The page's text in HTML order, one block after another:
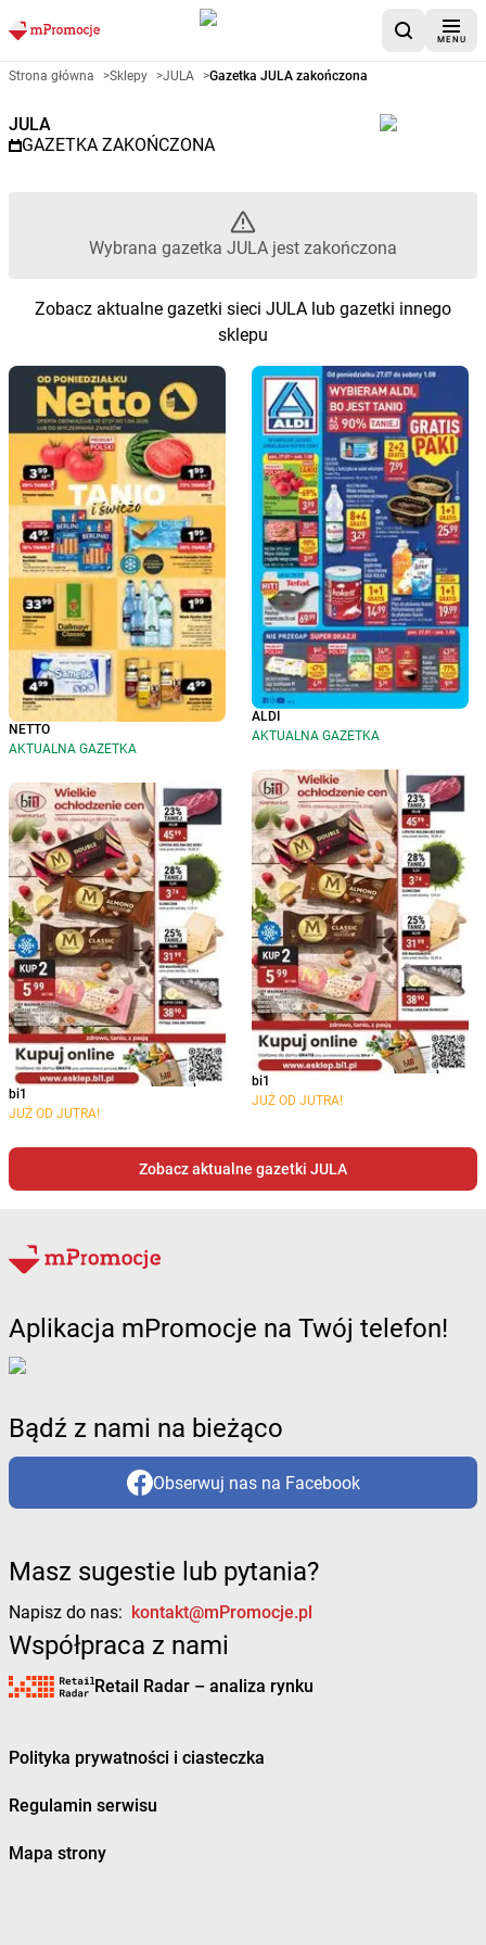
MENU
Gazetka promocyjna JULA –
Strona główna >Sklepy >JULA >Gazetka JULA zakończona
JULA
GAZETKA ZAKOŃCZONA
Wybrana gazetka JULA jest zakończona
Zobacz aktualne gazetki sieci JULA lub gazetki innego
sklepu
NETTO
AKTUALNA GAZETKA
bi1
JUŻ OD JUTRA!
ALDI
AKTUALNA GAZETKA
bi1
JUŻ OD JUTRA!
Zobacz aktualne gazetki JULA
Aplikacja mPromocje na Twój telefon!
Bądź z nami na bieżąco
Obserwuj nas na Facebook
Masz sugestie lub pytania?
Napisz do nas: kontakt@mPromocje.pl
Współpraca z nami
Retail Radar – analiza rynku
Polityka prywatności i ciasteczka
Regulamin serwisu
Mapa strony